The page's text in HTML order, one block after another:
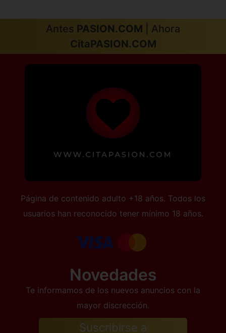
Zaragoza
Antes PASION.COM | Ahora
CitaPASION.COM
Página de contenido adulto +18 años. Todos los
usuarios han reconocido tener mínimo 18 años.
Novedades
Te informamos de los nuevos anuncios con la
mayor discrección.
Suscribirse a